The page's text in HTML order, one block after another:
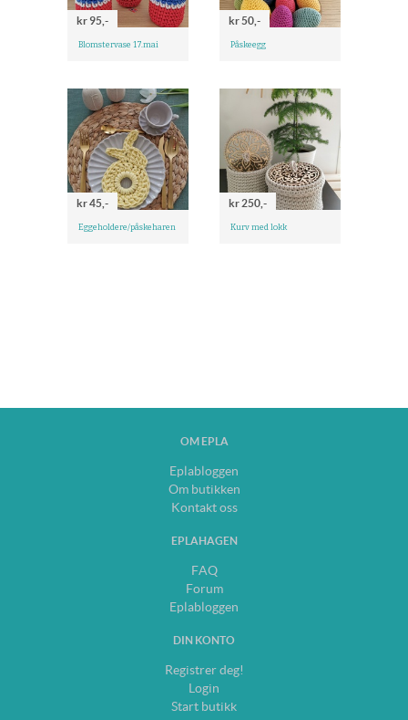
kr 95,-
Blomstervase 17.mai
kr 50,-
Påskeegg
kr 45,-
Eggeholdere/påskeharen
kr 250,-
Kurv med lokk
OM EPLA
Eplabloggen
Om butikken
Kontakt oss
EPLAHAGEN
FAQ
Forum
Eplabloggen
DIN KONTO
Registrer deg!
Login
Start butikk